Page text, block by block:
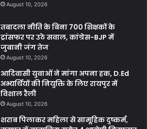
August 10, 2026
तबादला नीति के बिना 700 शिक्षकों के
ट्रांसफर पर उठे सवाल, कांग्रेस-BJP में
जुबानी जंग तेज
August 10, 2026
आदिवासी युवाओं ने मांगा अपना हक, D.Ed
अभ्यर्थियों की नियुक्ति के लिए रायपुर में
विशाल रैली
August 10, 2026
शराब पिलाकर महिला से सामूहिक दुष्कर्म,